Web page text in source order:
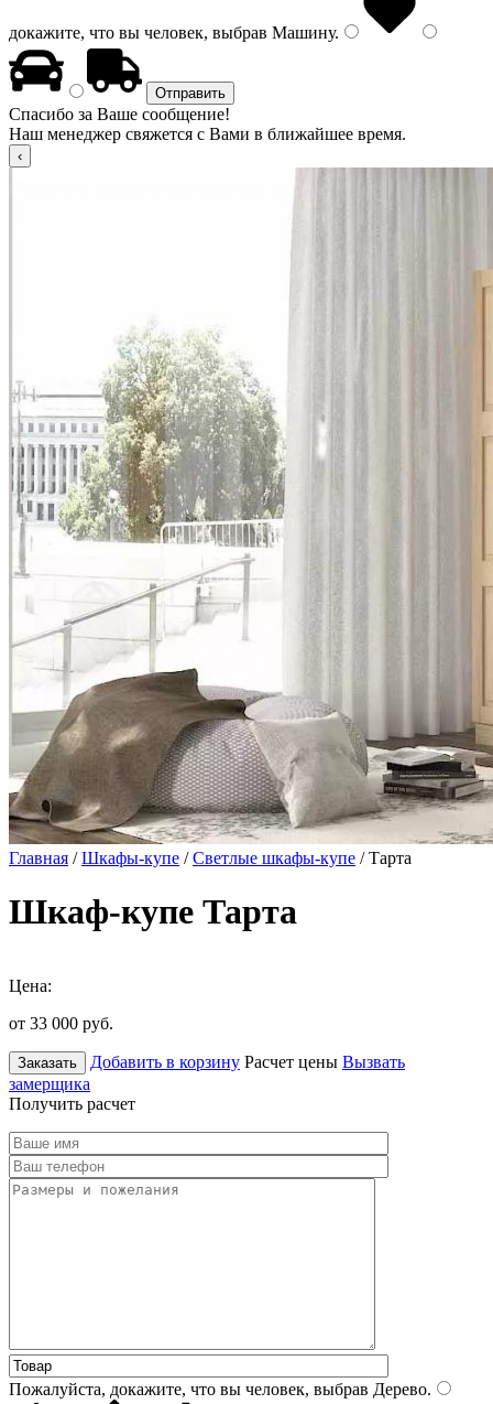
докажите, что вы человек, выбрав Машину.
Спасибо за Ваше сообщение!
Наш менеджер свяжется с Вами в ближайшее время.
Главная /Шкафы-купе /Светлые шкафы-купе / Тарта
Шкаф-купе Тарта
Цена:
от 33 000 руб.
Заказать Добавить в корзину Расчет цены Вызвать
замерщика
Получить расчет
Пожалуйста, докажите, что вы человек, выбрав Дерево.